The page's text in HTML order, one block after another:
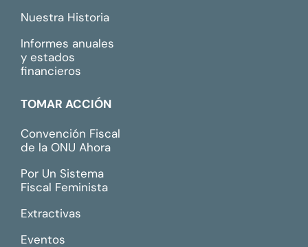
Nuestra Historia
Informes anuales
y estados
financieros
TOMAR ACCIÓN
Convención Fiscal
de la ONU Ahora
Por Un Sistema
Fiscal Feminista
Extractivas
Eventos